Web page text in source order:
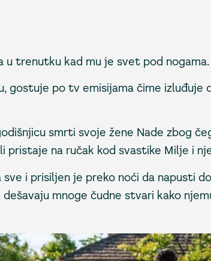
u trenutku kad mu je svet pod nogama.
gostuje po tv emisijama čime izluđuje
smrti svoje žene Nade zbog
pristaje na ručak kod svastike Milje i
sve i prisiljen je preko noći da napusti
mnoge čudne stvari kako